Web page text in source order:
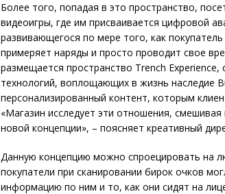
Более того, попадая в это пространство,
видеоигры, где им присваивается цифровой
развивающегося по мере того, как
примеряет наряды и просто проводит свое
размещается пространство Trench
технологий, воплощающих в жизнь наследие
персонализированный контент, которым
«Магазин исследует эти отношения,
новой концепции», – поясняет креативный
Данную концепцию можно спроецировать на
покупатели при сканировании бирок очков
информацию по ним и то, как они сидят на